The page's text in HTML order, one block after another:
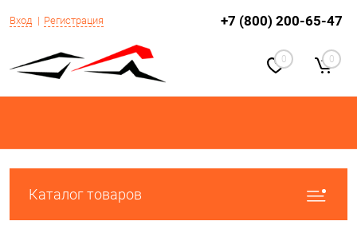
Вход Регистрация +7 (800) 200-65-47
0 0
Каталог товаров